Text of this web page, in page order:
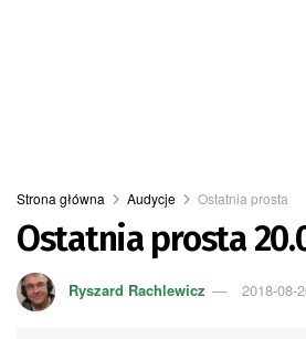
Strona główna Audycje Ostatnia prosta
Ostatnia prosta
Ryszard Rachlewicz 2018-08-